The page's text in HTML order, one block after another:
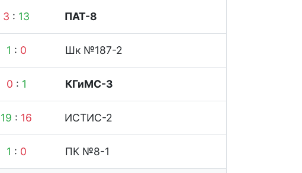
3 : 13 ПАТ-8
1 : 0 Шк №187-2
0 : 1 КГиМС-3
19 : 16 ИСТИС-2
1 : 0 ПК №8-1